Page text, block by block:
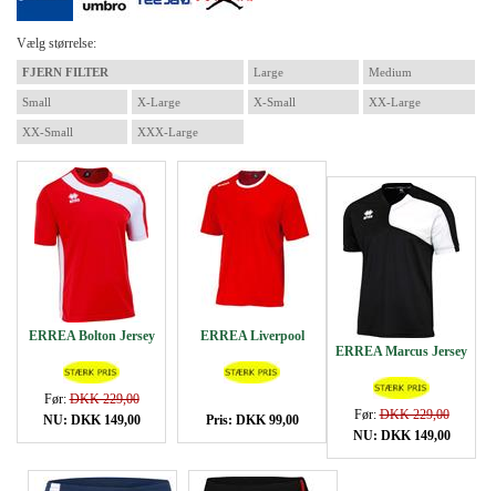
Vælg størrelse:
FJERN FILTER Large Medium
Small X-Large X-Small XX-Large
XX-Small XXX-Large
ERREA Bolton Jersey
Før:DKK 229,00
NU: DKK 149,00
ERREA Liverpool
Pris: DKK 99,00
ERREA Marcus Jersey
Før:DKK 229,00
NU: DKK 149,00